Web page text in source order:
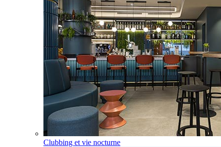
Clubbing et vie nocturne